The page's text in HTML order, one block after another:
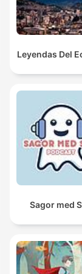
Leyendas Del
Sagor med